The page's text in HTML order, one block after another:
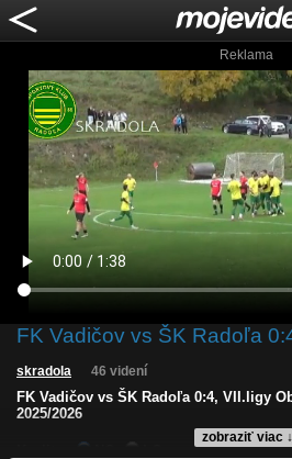
Reklama
FK Vadičov vs ŠK Radoľa
zobraziť viac ↓
skradola 46 videní
FK Vadičov vs ŠK Radoľa 0:4, VII.ligy
2025/2026